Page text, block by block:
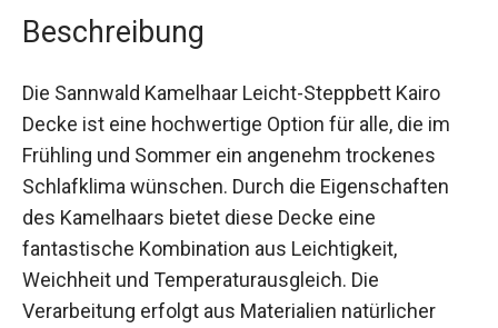
Beschreibung
Die Sannwald Kamelhaar Leicht-Steppbett Kairo
Decke ist eine hochwertige Option für alle, die im
Frühling und Sommer ein angenehm trockenes
Schlafklima wünschen. Durch die Eigenschaften
des Kamelhaars bietet diese Decke eine
fantastische Kombination aus Leichtigkeit,
Weichheit und Temperaturausgleich. Die
Verarbeitung erfolgt aus Materialien natürlicher